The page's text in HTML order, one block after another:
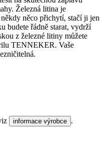
Železná litina je
něco přichytí, stačí ji jen
budete řádně starat, vydrží
z železné litiny můžete
TENNEKER. Vaše
informace výrobce .